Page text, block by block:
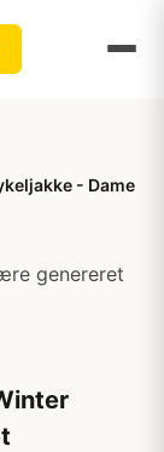
- Dame
genereret